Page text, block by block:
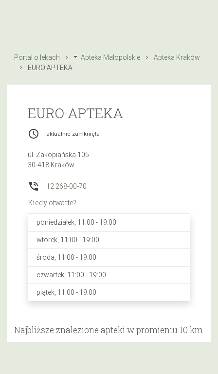
Portal o lekach Apteka Małopolskie
Apteka Kraków
EURO APTEKA
EURO APTEKA
access_time aktualnie zamknięta
ul. Zakopiańska 105
30-418 Kraków
phone_in_talk 12 268-00-70
Kiedy otwarte?
poniedziałek, 11:00 - 19:00
wtorek, 11:00 - 19:00
środa, 11:00 - 19:00
czwartek, 11:00 - 19:00
piątek, 11:00 - 19:00
Najbliższe znalezione apteki w promieniu 10 km